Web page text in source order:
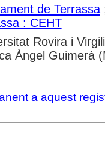
de Terrassa
: CEHT
Rovira i
Àngel Guimerà
a aquest